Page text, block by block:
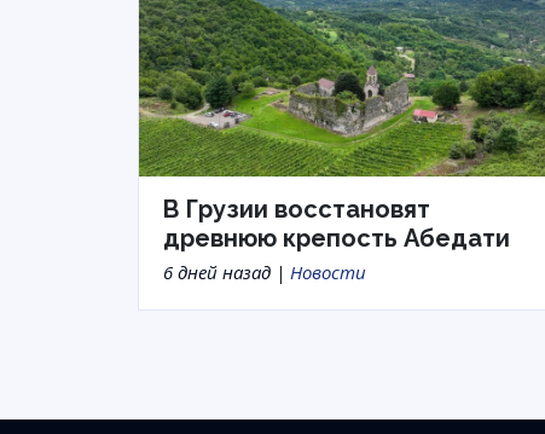
В Грузии восстановят
древнюю крепость Абедати
6 дней назад | Новости